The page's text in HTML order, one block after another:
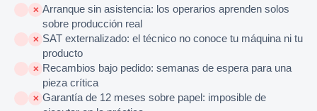
✕ Arranque sin asistencia: los operarios aprenden solos
sobre producción real
✕ SAT externalizado: el técnico no conoce tu máquina ni tu
producto
✕ Recambios bajo pedido: semanas de espera para una
pieza crítica
✕ Garantía de 12 meses sobre papel: imposible de